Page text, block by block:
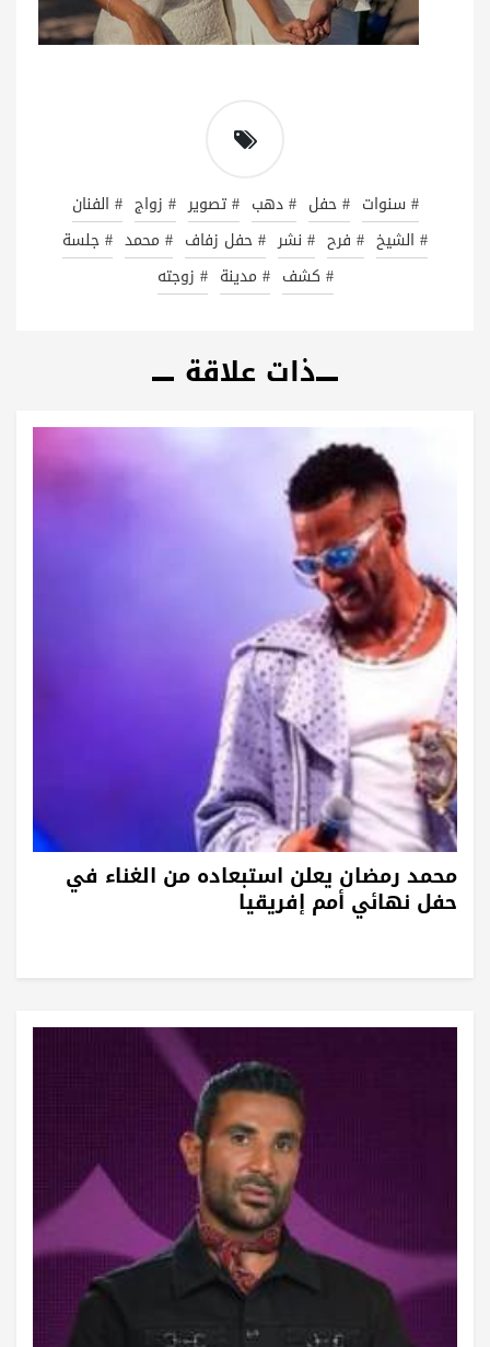
# سنوات # حفل # دهب # تصوير # زواج # الفنان
# الشيخ # فرح # نشر # حفل زفاف # محمد # جلسة
# كشف # مدينة # زوجته
ذات علاقة
محمد رمضان يعلن استبعاده من الغناء في
حفل نهائي أمم إفريقيا